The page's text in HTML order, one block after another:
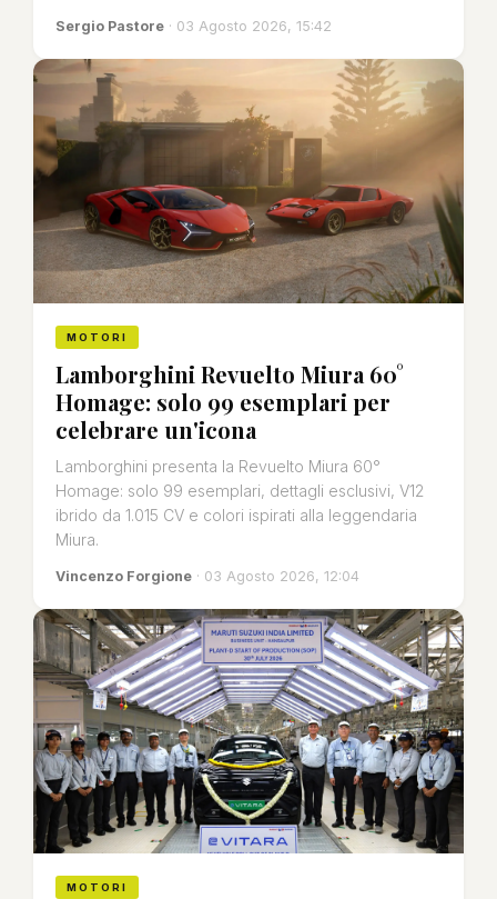
Sergio Pastore · 03 Agosto 2026, 15:42
MOTORI
Lamborghini Revuelto Miura 60°
Homage: solo 99 esemplari per
celebrare un'icona
Lamborghini presenta la Revuelto Miura 60°
Homage: solo 99 esemplari, dettagli esclusivi, V12
ibrido da 1.015 CV e colori ispirati alla leggendaria
Miura.
Vincenzo Forgione · 03 Agosto 2026, 12:04
MOTORI